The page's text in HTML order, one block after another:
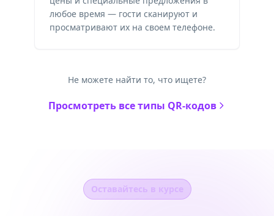
любое время — гости сканируют и
просматривают их на своем телефоне.
Не можете найти то, что ищете?
Просмотреть все типы QR-кодов
Оставайтесь в курсе